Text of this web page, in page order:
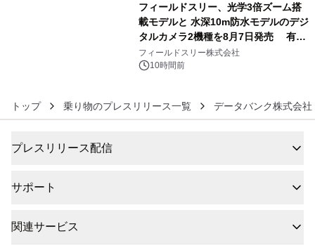
フィールドスリー、光学3倍ズーム搭
載モデルと 水深10m防水モデルのデジ
タルカメラ2機種を8月7日発売 有効
約1300万画素、用途別に選べるコンデ
ジ新登場
フィールドスリー株式会社
10時間前
トップ 乗り物のプレスリリース一覧 データバンク株式会社
プレスリリース配信
サポート
関連サービス